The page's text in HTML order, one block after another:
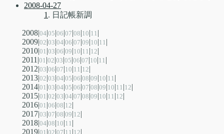
2008-04-27
1 . 日記帳新調
2008|04|05|06|07|08|10|11 |
2009|02|03|04|06|07|09|10|11 |
2010|01 |03|06|09|10|11 |12|
2011|01 |02|03|05|06|07|10|11 |
2012|03|06|07|10|11 |12|
2013|02|03|04|05|06|08|09|10|11 |
2014|01 |03|04|05|06|07|08|09|10|11 |12|
2015|01 |02|03|04|07|08|09|10|11 |12|
2016|01 |06|08|12|
2017|03|07|08|09|12|
2018|04|08|10|11 |
2019|01 |02|07|11 |12|